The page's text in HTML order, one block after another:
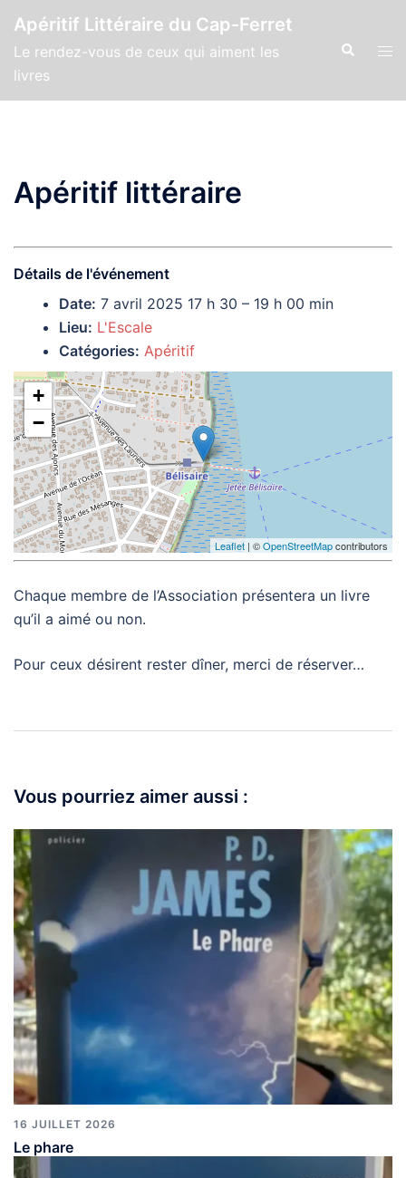
au
contenu
Apéritif Littéraire du Cap-Ferret
Le rendez-vous de ceux qui aiment les
livres
Apéritif littéraire
Détails de l'événement
Date: 7 avril 2025 17 h 30 – 19 h 00 min
Lieu: L'Escale
Catégories: Apéritif
+
−
Leaflet | ©OpenStreetMapcontributors
Chaque membre de l’Association présentera un livre
qu’il a aimé ou non.
Pour ceux désirent rester dîner, merci de réserver…
Vous pourriez aimer aussi :
16 JUILLET 2026
Le phare